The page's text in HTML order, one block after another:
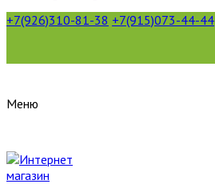
+7(926)310-81-38 +7(915)073-44-44
Меню